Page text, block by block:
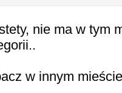
nie ma w tym
w innym